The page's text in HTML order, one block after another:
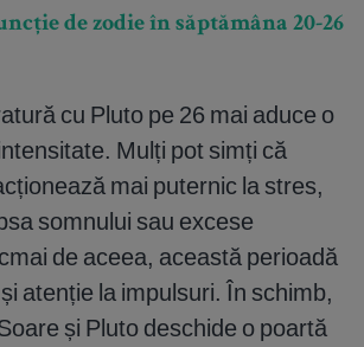
de zodie în săptămâna 20-26
cu Pluto pe 26 mai aduce o
Mulți pot simți că
mai puternic la stres,
somnului sau excese
de aceea, această perioadă
atenție la impulsuri. În schimb,
și Pluto deschide o poartă